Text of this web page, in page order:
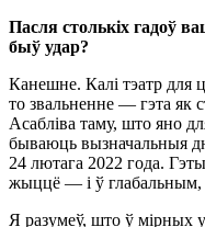
Пасля столькіх гадоў
быў удар?
Канешне. Калі тэатр для
то звальненне — гэта як
Асабліва таму, што яно
бываюць вызначальныя
24 лютага 2022 года.
жыццё — і ў глабальным,
Я разумеў, што ў мірных